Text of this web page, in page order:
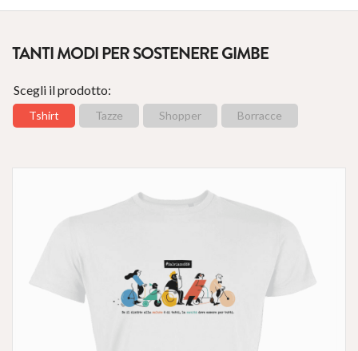
TANTI MODI PER SOSTENERE GIMBE
Scegli il prodotto:
Tshirt Tazze Shopper Borracce